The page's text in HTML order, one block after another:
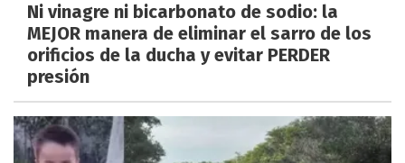
Ni vinagre ni bicarbonato de sodio: la
MEJOR manera de eliminar el sarro de los
orificios de la ducha y evitar PERDER
presión